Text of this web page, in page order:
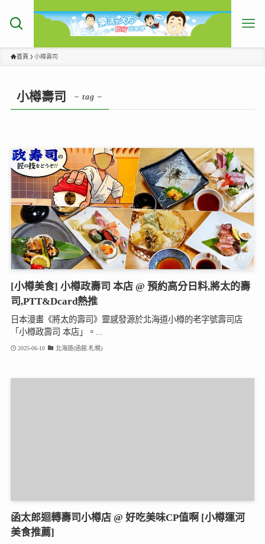
首頁 小樽壽司
小樽壽司 – tag –
[小樽美食] 小樽政壽司 本店 @ 預約高分日料,將太的壽
司,PTT&Dcard熱推
日本漫畫《將太的壽司》靈感發源於北海道小樽的老字號壽司店
「小樽政壽司 本店」。...
2025-06-10 北海道(函館.札幌)
函太郎迴轉壽司小樽店 @ 好吃美味CP值啊 [小樽運河
美食推薦]